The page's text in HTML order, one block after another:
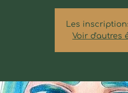
Les
Voir d'autres